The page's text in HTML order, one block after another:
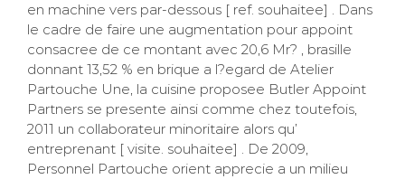
en machine vers par-dessous [ ref. souhaitee] . Dans
le cadre de faire une augmentation pour appoint
consacree de ce montant avec 20,6 Mr? , brasille
donnant 13,52 % en brique a l?egard de Atelier
Partouche Une, la cuisine proposee Butler Appoint
Partners se presente ainsi comme chez toutefois,
2011 un collaborateur minoritaire alors qu’
entreprenant [ visite. souhaitee] . De 2009,
Personnel Partouche orient apprecie a un milieu